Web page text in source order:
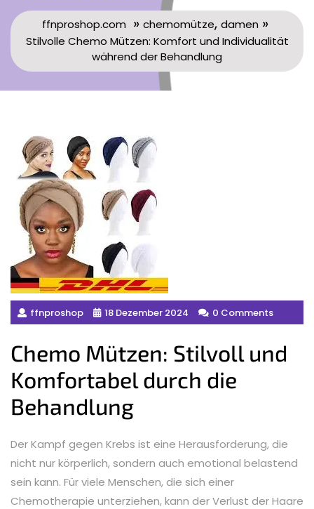
ffnproshop.com » chemomütze, damen »
Stilvolle Chemo Mützen: Komfort und Individualität
während der Behandlung
ffnproshop 18 Dezember 2024 0 Comments
Chemo Mützen: Stilvoll und
Komfortabel durch die
Behandlung
Der Kampf gegen Krebs ist eine Herausforderung, die
nicht nur körperlich, sondern auch emotional belastend
sein kann. Für viele Menschen, die sich einer
Chemotherapie unterziehen, kann der Verlust der Haare